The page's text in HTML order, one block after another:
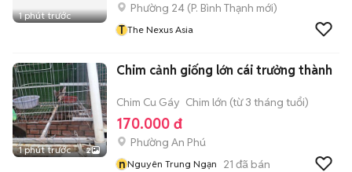
1 phút trước
Phường 24 (P. Bình Thạnh mới)
T The Nexus Asia
1 phút trước 2
Chim cảnh giống lớn cái trưởng thành
Chim Cu Gáy Chim lớn (từ 3 tháng tuổi)
170.000 đ
Phường An Phú
nNguyên Trung Ngạn 21 đã bán